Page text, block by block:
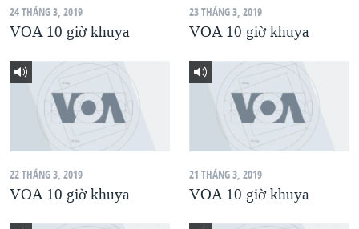
QUAN HỆ VIỆT MỸ
24 THÁNG 3, 2019
VOA 10 giờ khuya
23 THÁNG 3, 2019
VOA 10 giờ khuya
22 THÁNG 3, 2019
VOA 10 giờ khuya
21 THÁNG 3, 2019
VOA 10 giờ khuya